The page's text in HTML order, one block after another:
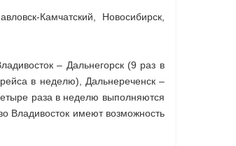
Камчатский, Новосибирск,
– Дальнегорск (9 раз в
в неделю), Дальнереченск –
раза в неделю выполняются
Владивосток имеют возможность